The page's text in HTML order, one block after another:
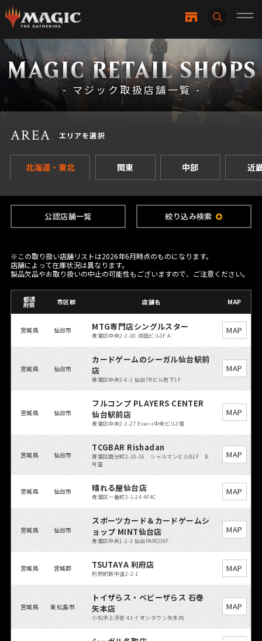
MAGIC RETAIL SHOPS
- マジック取扱店舗一覧 -
AREA エリアを選択
北海道・東北 関東 中部 近
絞り込み検索
公認店舗一覧
※この取り扱い店舗リストは2026年6月時点のものになります。
店舗によって在庫状況は異なります。
製品欠品やお取り扱いの中止の可能性もございますので、ご注意ください。
都道
府県 市区郡 店舗名 MAP
宮城県 仙台市 MTG専門店シングルスター
青葉区中央2-1-30 須田ビル3F A
MAP
宮城県 仙台市
カードゲームのシーガル仙台駅前
店
青葉区中央3-6-1 仙台TRビル地下1F
MAP
宮城県 仙台市
フルコンプ PLAYERS CENTER
仙台駅前店
青葉区中央2-1-27 Ever-i中央ビル3階
MAP
宮城県 仙台市
TCGBAR Rishadan
青葉区国分町2-10-16 シャルマンビルB1F B
号室
MAP
宮城県 仙台市 晴れる屋仙台店
青葉区一番町3-1-24 4F4C
MAP
宮城県 仙台市
スポーツカード＆カードゲームシ
ョップ MINT仙台店
青葉区中央1-2-3 仙台PARCO8F
MAP
宮城県 宮城郡 TSUTAYA 利府店
利府町新中道2-2-1
MAP
宮城県 東松島市
トイザらス・ベビーザらス 石巻
矢本店
小松字上浮足 43 イオンタウン矢本内
MAP